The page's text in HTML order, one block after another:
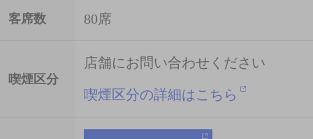
客席数 80席
喫煙区分
店舗にお問い合わせください
喫煙区分の詳細はこちら